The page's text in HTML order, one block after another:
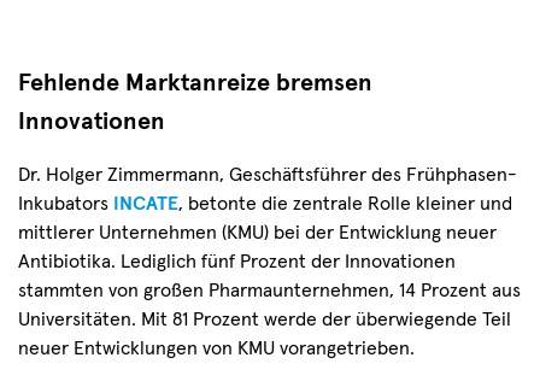
Fehlende Marktanreize bremsen
Innovationen
Dr. Holger Zimmermann, Geschäftsführer des Frühphasen-
Inkubators
INCATE, betonte die zentrale Rolle kleiner und
mittlerer Unternehmen (KMU) bei der Entwicklung neuer
Antibiotika. Lediglich fünf Prozent der Innovationen
stammten von großen Pharmaunternehmen, 14 Prozent aus
Universitäten. Mit 81 Prozent werde der überwiegende Teil
neuer Entwicklungen von KMU vorangetrieben.